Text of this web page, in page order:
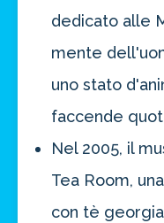
dedicato alle
mente
uno stato
faccende
Nel 2005, il
Tea Room,
con tè